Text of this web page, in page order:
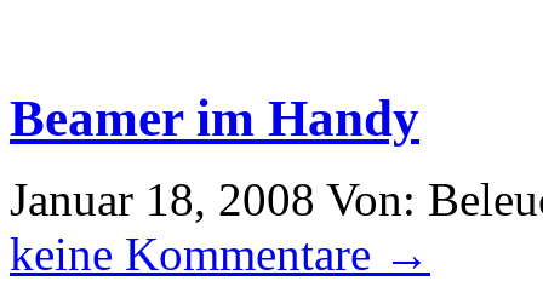
Beamer im Handy
Januar 18, 2008 Von:
keine Kommentare →